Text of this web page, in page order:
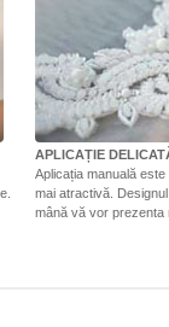
APLICAȚIE
Aplicația manuală
mai atractivă.
mână vă vor prezenta